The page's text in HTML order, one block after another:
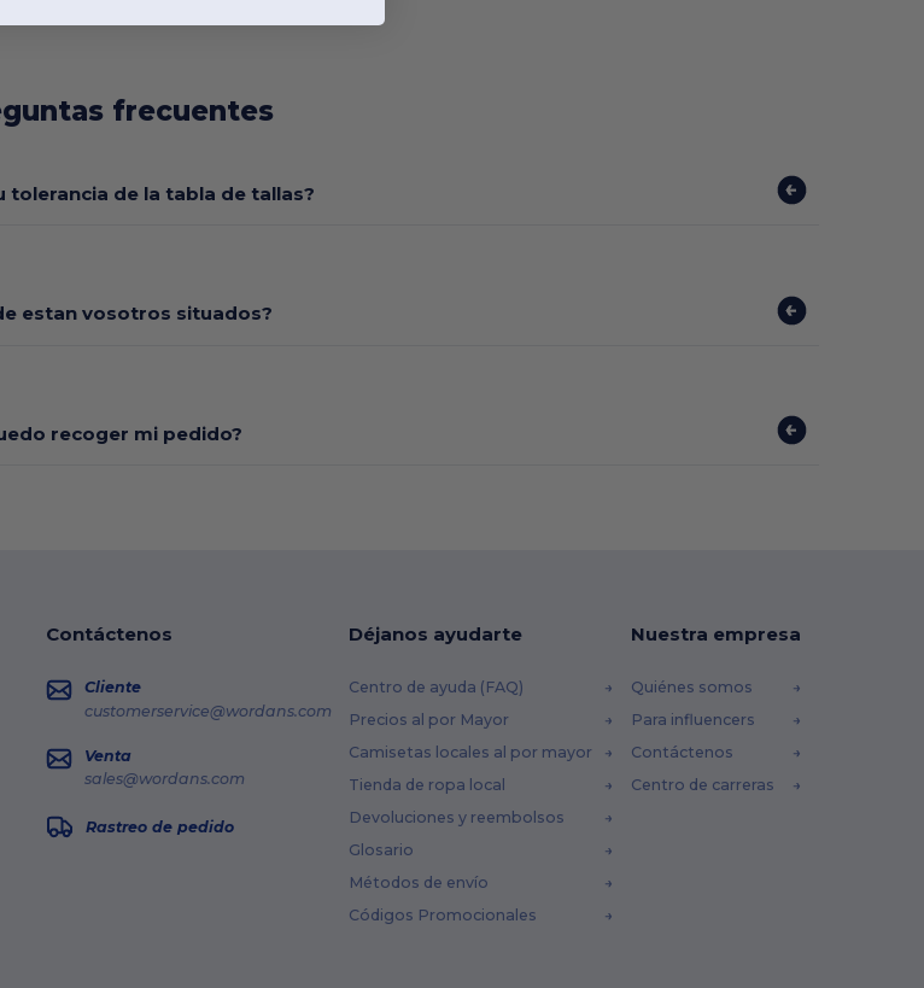
frecuentes
tolerancia de la tabla de tallas?
estan vosotros situados?
recoger mi pedido?
Contáctenos
Cliente
customerservice@wordans.com
Venta
sales@wordans.com
Rastreo de pedido
Déjanos ayudarte
Centro de ayuda (FAQ)
Precios al por Mayor
Camisetas locales al por mayor
Tienda de ropa local
Devoluciones y reembolsos
Glosario
Métodos de envío
Códigos Promocionales
Nuestra empresa
Quiénes somos
Para influencers
Contáctenos
Centro de carreras